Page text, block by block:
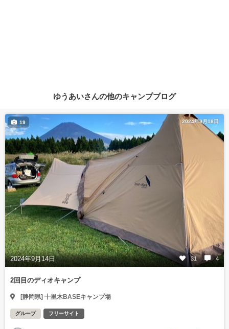
ゆうあいさんの他のキャンプブログ
2024年9月18日
2024年9月14日 31 4
19
2回目のディオキャンプ
[静岡県] 十里木BASEキャンプ場
グループ フリーサイト